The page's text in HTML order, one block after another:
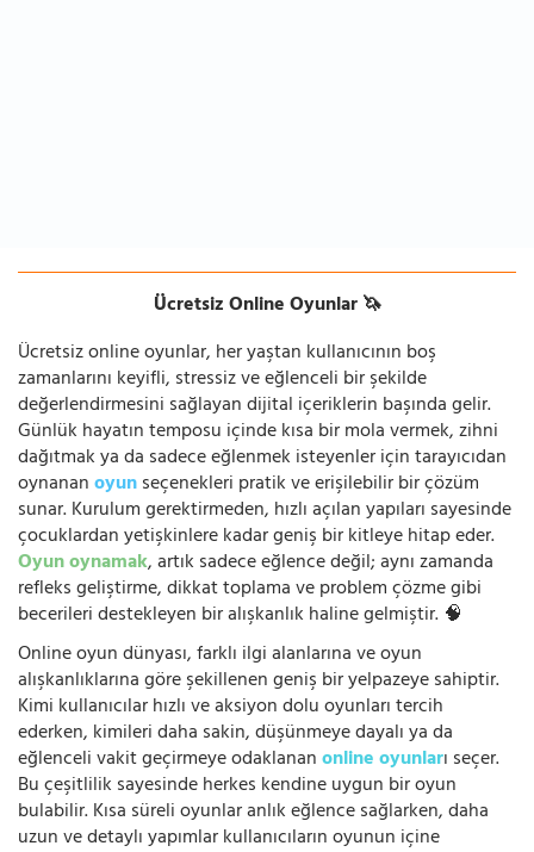
Ücretsiz Online Oyunlar 🦄
Ücretsiz online oyunlar, her yaştan kullanıcının boş
zamanlarını keyifli, stressiz ve eğlenceli bir şekilde
değerlendirmesini sağlayan dijital içeriklerin başında gelir.
Günlük hayatın temposu içinde kısa bir mola vermek, zihni
dağıtmak ya da sadece eğlenmek isteyenler için tarayıcıdan
oynananoyunseçenekleri pratik ve erişilebilir bir çözüm
sunar. Kurulum gerektirmeden, hızlı açılan yapıları sayesinde
çocuklardan yetişkinlere kadar geniş bir kitleye hitap eder.
Oyun oynamak, artık sadece eğlence değil; aynı zamanda
refleks geliştirme, dikkat toplama ve problem çözme gibi
becerileri destekleyen bir alışkanlık haline gelmiştir. 🧠
Online oyun dünyası, farklı ilgi alanlarına ve oyun
alışkanlıklarına göre şekillenen geniş bir yelpazeye sahiptir.
Kimi kullanıcılar hızlı ve aksiyon dolu oyunları tercih
ederken, kimileri daha sakin, düşünmeye dayalı ya da
eğlenceli vakit geçirmeye odaklananonline oyunları seçer.
Bu çeşitlilik sayesinde herkes kendine uygun bir oyun
bulabilir. Kısa süreli oyunlar anlık eğlence sağlarken, daha
uzun ve detaylı yapımlar kullanıcıların oyunun içine